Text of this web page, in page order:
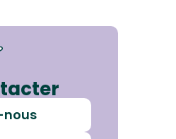
nous